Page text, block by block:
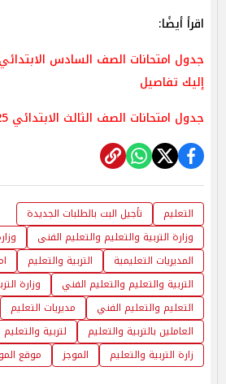
اقرأ أيضًا:
إليك تفاصيل
جدول امتحانات الصف الثالث الابتدائي 2025 بالمحافظات
التعليم
تأجيل البت بالطلبات الجديدة
وزارة التربية والتعليم والتعليم الفنى
المديريات التعليمية
التربية والتعليم
التربية والتعليم والتعليم الفني
وزارة
التعليم والتعليم الفني
مديريات التعليم
العاملين بالتربية والتعليم
لتربية والتعليم
زارة التربية والتعليم
الموجز موقع